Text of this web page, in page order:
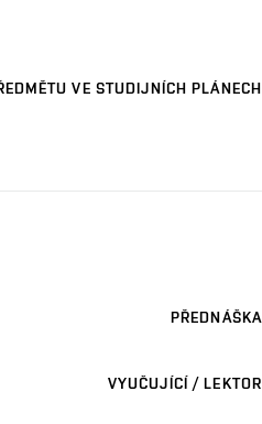
VE STUDIJNÍCH PLÁNECH
PŘEDNÁŠKA
VYUČUJÍCÍ / LEKTOR